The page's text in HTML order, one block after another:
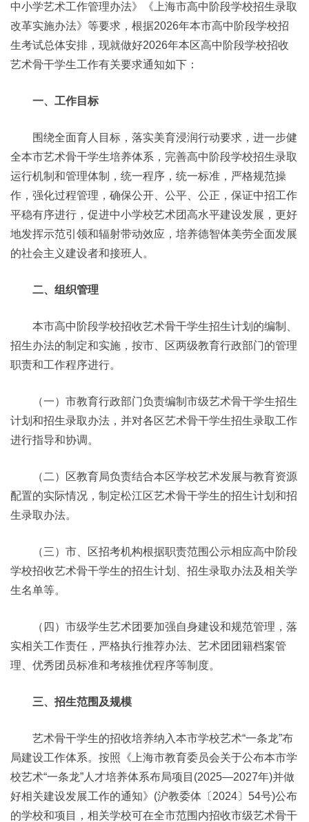
中小学艺术工作管理办法》《上海市高中阶段学校招生录取
改革实施办法》等要求，根据2026年本市高中阶段学校招
生考试总体安排，现就做好2026年本区高中阶段学校招收
艺术骨干学生工作有关要求通知如下：
一、工作目标
围绕全面育人目标，落实美育浸润行动要求，进一步健
全本市艺术骨干学生培养体系，完善高中阶段学校招生录取
运行机制和管理体制，统一程序，统一标准，严格规范操
作，强化过程管理，确保公开、公平、公正，保证中招工作
平稳有序进行，促进中小学校艺术团高水平建设发展，更好
地发挥示范引领和辐射带动效应，培养德智体美劳全面发展
的社会主义建设者和接班人。
二、组织管理
本市高中阶段学校招收艺术骨干学生招生计划的编制、
招生办法的制定和实施，按市、区两级教育行政部门的管理
职责和工作程序进行。
（一）市教育行政部门负责编制市级艺术骨干学生招生
计划和招生录取办法，并对各区艺术骨干学生招生录取工作
进行指导和协调。
（二）区教育局负责结合本区学校艺术发展与教育资源
配置的实际情况，制定松江区艺术骨干学生的招生计划和招
生录取办法。
（三）市、区招考机构根据职责范围公示相应高中阶段
学校招收艺术骨干学生的招生计划、招生录取办法及相关学
生名单等。
（四）市级学生艺术团要加强自身建设和规范管理，落
实相关工作责任，严格执行推荐办法、艺术团团籍档案管
理、优秀团员标准和考核推优程序等制度。
三、招生范围及规模
艺术骨干学生的招收培养纳入本市学校艺术“一条龙”布
局建设工作体系。按照《上海市教育委员会关于公布本市学
校艺术“一条龙”人才培养体系布局项目(2025—2027年)并做
好相关建设发展工作的通知》(沪教委体〔2024〕54号)公布
的学校和项目，相关学校可在全市范围内招收市级艺术骨干